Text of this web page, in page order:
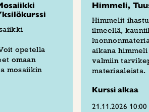
opetella
omaan
mosaiikin
Himmeli,
Himmelit
ilmeellä,
aikana
valmiin
materiaaleista.
Kurssi alkaa
21.11.2026 10:00